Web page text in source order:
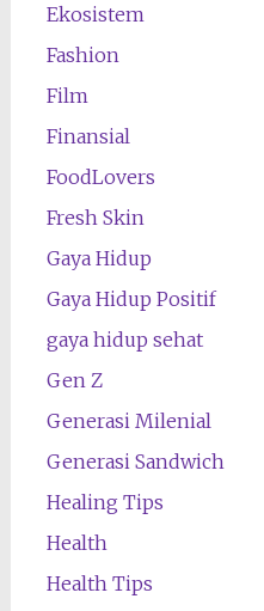
Ekosistem
Fashion
Film
Finansial
FoodLovers
Fresh Skin
Gaya Hidup
Gaya Hidup Positif
gaya hidup sehat
Gen Z
Generasi Milenial
Generasi Sandwich
Healing Tips
Health
Health Tips